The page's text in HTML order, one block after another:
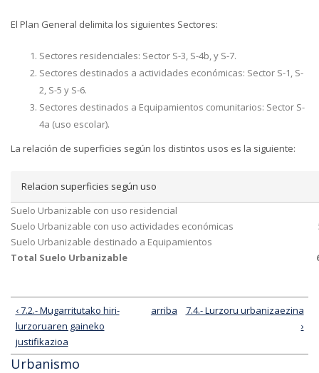
El Plan General delimita los siguientes Sectores:
Sectores residenciales: Sector S-3, S-4b, y S-7.
Sectores destinados a actividades económicas: Sector S-1, S-
2, S-5 y S-6.
Sectores destinados a Equipamientos comunitarios: Sector S-
4a (uso escolar).
La relación de superficies según los distintos usos es la siguiente:
Relacion superficies según uso
Suelo Urbanizable con uso residencial
Suelo Urbanizable con uso actividades económicas
Suelo Urbanizable destinado a Equipamientos
Total Suelo Urbanizable
‹ 7.2.- Mugarritutako hiri-
lurzoruaren gaineko
justifikazioa
arriba
7.4.- Lurzoru urbanizaezina
›
Urbanismo